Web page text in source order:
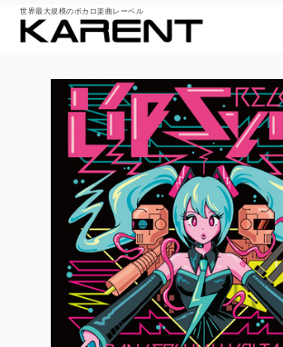
世界最大規模のボカロ楽曲レーベル